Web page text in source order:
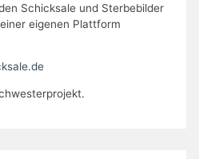
Schicksale und Sterbebilder
eigenen Plattform